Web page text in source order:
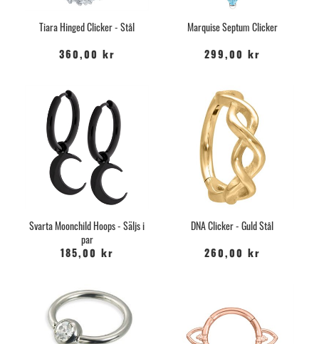
Tiara Hinged Clicker - Stål
360,00 kr
Marquise Septum Clicker
299,00 kr
Svarta Moonchild Hoops - Säljs i
par
185,00 kr
DNA Clicker - Guld Stål
260,00 kr